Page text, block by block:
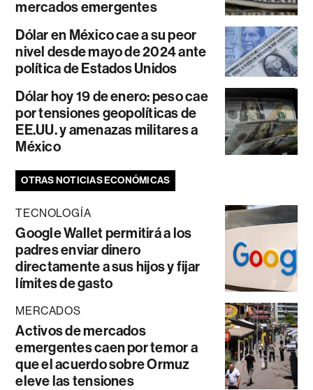
mercados emergentes
Dólar en México cae a su peor
nivel desde mayo de 2024 ante
política de Estados Unidos
Dólar hoy 19 de enero: peso cae
por tensiones geopolíticas de
EE.UU. y amenazas militares a
México
OTRAS NOTICIAS ECONÓMICAS
TECNOLOGÍA
Google Wallet permitirá a los
padres enviar dinero
directamente a sus hijos y fijar
límites de gasto
MERCADOS
Activos de mercados
emergentes caen por temor a
que el acuerdo sobre Ormuz
eleve las tensiones